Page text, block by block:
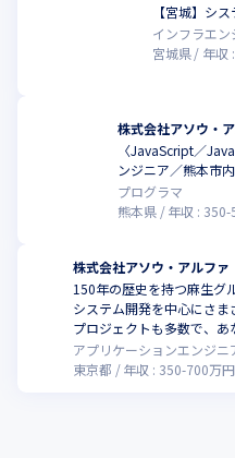
【宮城】シ
インフラエン
宮城県
年収 :
株式会社アソウ・
〈JavaScript／
ンジニア／熊本市
プログラマ
熊本県
年収 : 350-
株式会社アソウ・アルファ
150年の歴史を持つ麻生グ
システム開発を中心にさ
プロジェクトも多数で、
アプリケーションエンジニ
東京都
年収 : 350-700万円